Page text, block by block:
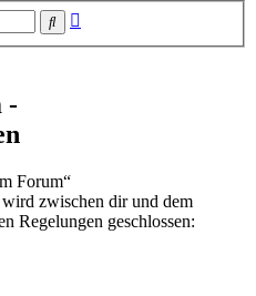
Suche
-
Forum“
zwischen dir und dem
Regelungen geschlossen: